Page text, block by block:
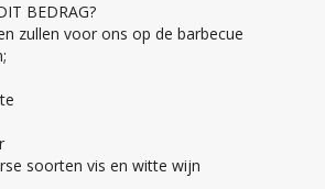
BEDRAG?
zullen voor ons op de barbecue
soorten vis en witte wijn